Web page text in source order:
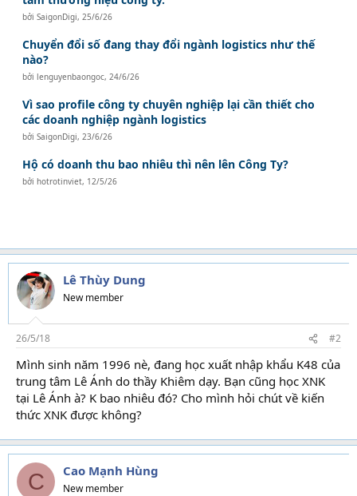
bởiSaigonDigi, 25/6/26
Chuyển đổi số đang thay đổi ngành logistics như thế
nào?
bởilenguyenbaongoc, 24/6/26
Vì sao profile công ty chuyên nghiệp lại cần thiết cho
các doanh nghiệp ngành logistics
bởiSaigonDigi, 23/6/26
Hộ có doanh thu bao nhiêu thì nên lên Công Ty?
bởihotrotinviet, 12/5/26
Lê Thùy Dung
New member
26/5/18 #2
Mình sinh năm 1996 nè, đang học xuất nhập khẩu K48 của
trung tâm Lê Ánh do thầy Khiêm dạy. Bạn cũng học XNK
tại Lê Ánh à? K bao nhiêu đó? Cho mình hỏi chút về kiến
thức XNK được không?
C Cao Mạnh Hùng
New member